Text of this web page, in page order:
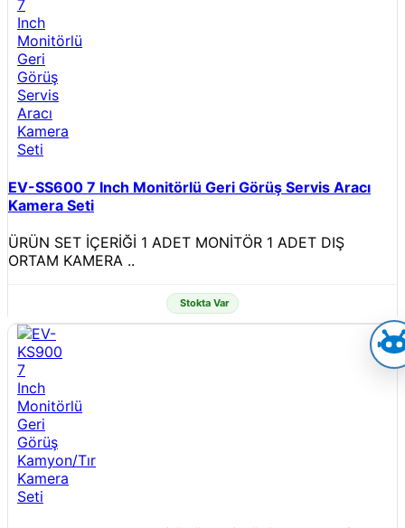
EV-SS600 7 Inch Monitörlü Geri Görüş Servis Aracı
Kamera Seti
ÜRÜN SET İÇERİĞİ 1 ADET MONİTÖR 1 ADET DIŞ
ORTAM KAMERA ..
Stokta Var